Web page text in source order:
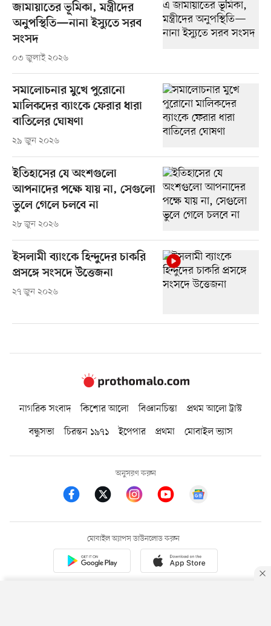
জামায়াতের ভূমিকা, মন্ত্রীদের
অনুপস্থিতি—নানা ইস্যুতে সরব
সংসদ
০৩ জুলাই ২০২৬
সমালোচনার মুখে পুরোনো
মালিকদের ব্যাংকে ফেরার ধারা
বাতিলের ঘোষণা
২৯ জুন ২০২৬
ইতিহাসের যে অংশগুলো
আপনাদের পক্ষে যায় না, সেগুলো
ভুলে গেলে চলবে না
২৮ জুন ২০২৬
ইসলামী ব্যাংকে হিন্দুদের চাকরি
প্রসঙ্গে সংসদে উত্তেজনা
২৭ জুন ২০২৬
নাগরিক সংবাদ কিশোর আলো বিজ্ঞানচিন্তা
প্রথম আলো ট্রাস্ট
বন্ধুসভা
চিরন্তন ১৯৭১ ইপেপার প্রথমা মোবাইল ভ্যাস
অনুসরণ করুন
মোবাইল অ্যাপস ডাউনলোড করুন